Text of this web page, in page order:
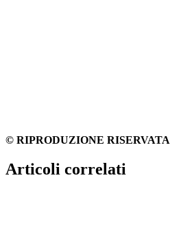
© RIPRODUZIONE RISERVATA
Articoli correlati